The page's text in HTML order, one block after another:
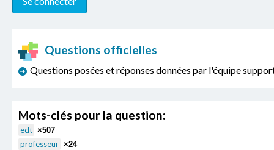
Questions officielles
Questions posées et réponses données par l'équipe
Mots-clés pour la question:
edt ×507
professeur ×24